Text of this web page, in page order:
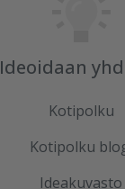
Ideoidaan
Kotipolku
Kotipolku
Ideakuvasto